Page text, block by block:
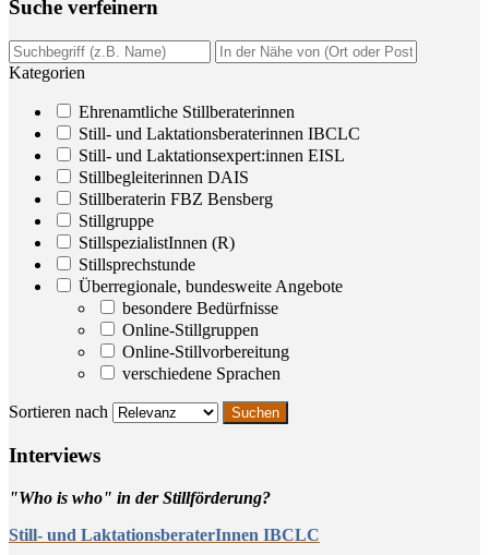
Suche ver­fei­nern
Kategorien
Ehrenamtliche Stillberaterinnen
Still- und Laktationsberaterinnen IBCLC
Still- und Laktationsexpert:innen EISL
Stillbegleiterinnen DAIS
Stillberaterin FBZ Bensberg
Stillgruppe
StillspezialistInnen (R)
Stillsprechstunde
Überregionale, bundesweite Angebote
besondere Bedürfnisse
Online-Stillgruppen
Online-Stillvorbereitung
verschiedene Sprachen
Sortieren nach
Inter­views
"Who is who" in der Stillförderung?
Still- und LaktationsberaterInnen IBCLC